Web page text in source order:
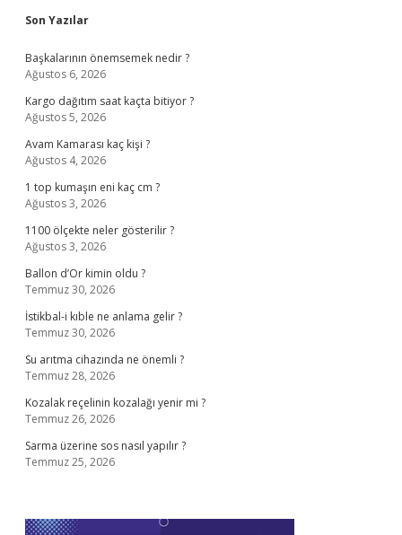
Sidebar
Son Yazılar
Başkalarının önemsemek nedir ?
Ağustos 6, 2026
Kargo dağıtım saat kaçta bitiyor ?
Ağustos 5, 2026
Avam Kamarası kaç kişi ?
Ağustos 4, 2026
1 top kumaşın eni kaç cm ?
Ağustos 3, 2026
1100 ölçekte neler gösterilir ?
Ağustos 3, 2026
Ballon d’Or kimin oldu ?
Temmuz 30, 2026
İstikbal-i kıble ne anlama gelir ?
Temmuz 30, 2026
Su arıtma cihazında ne önemli ?
Temmuz 28, 2026
Kozalak reçelinin kozalağı yenir mi ?
Temmuz 26, 2026
Sarma üzerine sos nasıl yapılır ?
Temmuz 25, 2026